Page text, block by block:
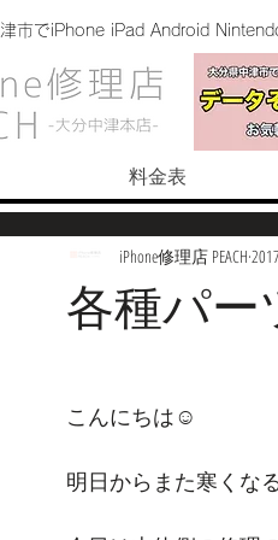
津市でiPhone iPad Android
料金表
各種パー
iPhone修理店 PEACH
こんにちは☺︎
明日からまた寒くな